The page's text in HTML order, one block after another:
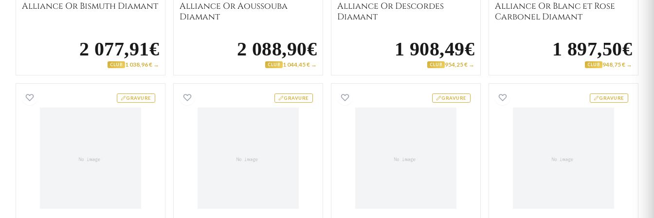
Alliance Or Bismuth Diamant
2 077,91€
CLUB 1 038,96 € →
Alliance Or Aoussouba
Diamant
2 088,90€
CLUB 1 044,45 € →
Alliance Or Descordes
Diamant
1 908,49€
CLUB 954,25 € →
Alliance Or Blanc et Rose
Carbonel Diamant
1 897,50€
CLUB 948,75 € →
GRAVURE
Alliance Or Bron Diamant GRAVURE
Alliance Or Froune Diamant GRAVURE
Alliance Or Asnor Diamant GRAVURE
Alliance Or Colella